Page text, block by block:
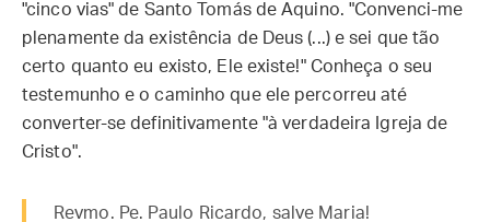
"cinco vias" de Santo Tomás de Aquino. "Convenci-me
plenamente da existência de Deus (...) e sei que tão
certo quanto eu existo, Ele existe!" Conheça o seu
testemunho e o caminho que ele percorreu até
converter-se definitivamente "à verdadeira Igreja de
Cristo".
Revmo. Pe. Paulo Ricardo, salve Maria!